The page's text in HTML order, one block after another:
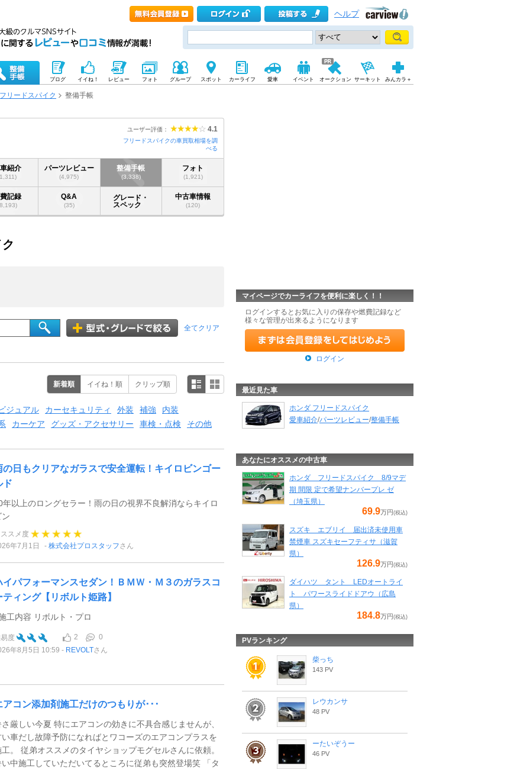
ヘルプ
ブログ イイね！ レビュー フォト グループ スポット カーライフ 愛車 イベント オークション サーキット みんカラ＋
フリードスパイク 整備手帳
ユーザー評価： 4.1
フリードスパイクの車買取相場を調
べる
紹介 パーツレビュー
(4,975)
整備手帳
(3,338)
フォト
(1,921)
記録 Q&A
(35)
グレード・
スペック
中古車情報
(120)
全てクリア
新着順 イイね！順 クリップ順
ジュアル カーセキュリティ 外装 補強
内装
カーケア グッズ・アクセサリー 車検・点検 その他
の日もクリアなガラスで安全運転！キイロビンゴー
ド
年以上のロングセラー！雨の日の視界不良解消ならキイロ
スメ度
年7月1日
株式会社プロスタッフさん
イパフォーマンスセダン！ＢＭＷ・Ｍ３のガラスコ
ティング【リボルト姫路】
工内容 リボルト・プロ
度 2
0
年8月5日 10:59
REVOLTさん
アコン添加剤施工だけのつもりが･･･
さ厳しい今夏 特にエアコンの効きに不具合感じませんが、
い車だし故障予防になればとワコーズのエアコンプラスを
工。 従弟オススメのタイヤショップモグセルさんに依頼。
い中施工していただいてるところに従弟も突然登場笑 「タ
マイページでカーライフを便利に楽しく！！
ログインするとお気に入りの保存や燃費記録など
様々な管理が出来るようになります
ログイン
最近見た車
ホンダ フリードスパイク
愛車紹介/パーツレビュー/整備手帳
あなたにオススメの中古車
ホンダ フリードスパイク 8/9マデ
期 間限 定で希望ナンバープレ ゼ
（埼玉県）
69.9万円 (税込)
スズキ エブリイ 届出済未使用車
禁煙車 スズキセーフティサ（滋賀
県）
126.9万円 (税込)
ダイハツ タント LEDオートライ
ト パワースライドドアウ（広島
県）
184.8万円 (税込)
PVランキング
柴っち
143 PV
レウカンサ
48 PV
ーたいぞうー
46 PV